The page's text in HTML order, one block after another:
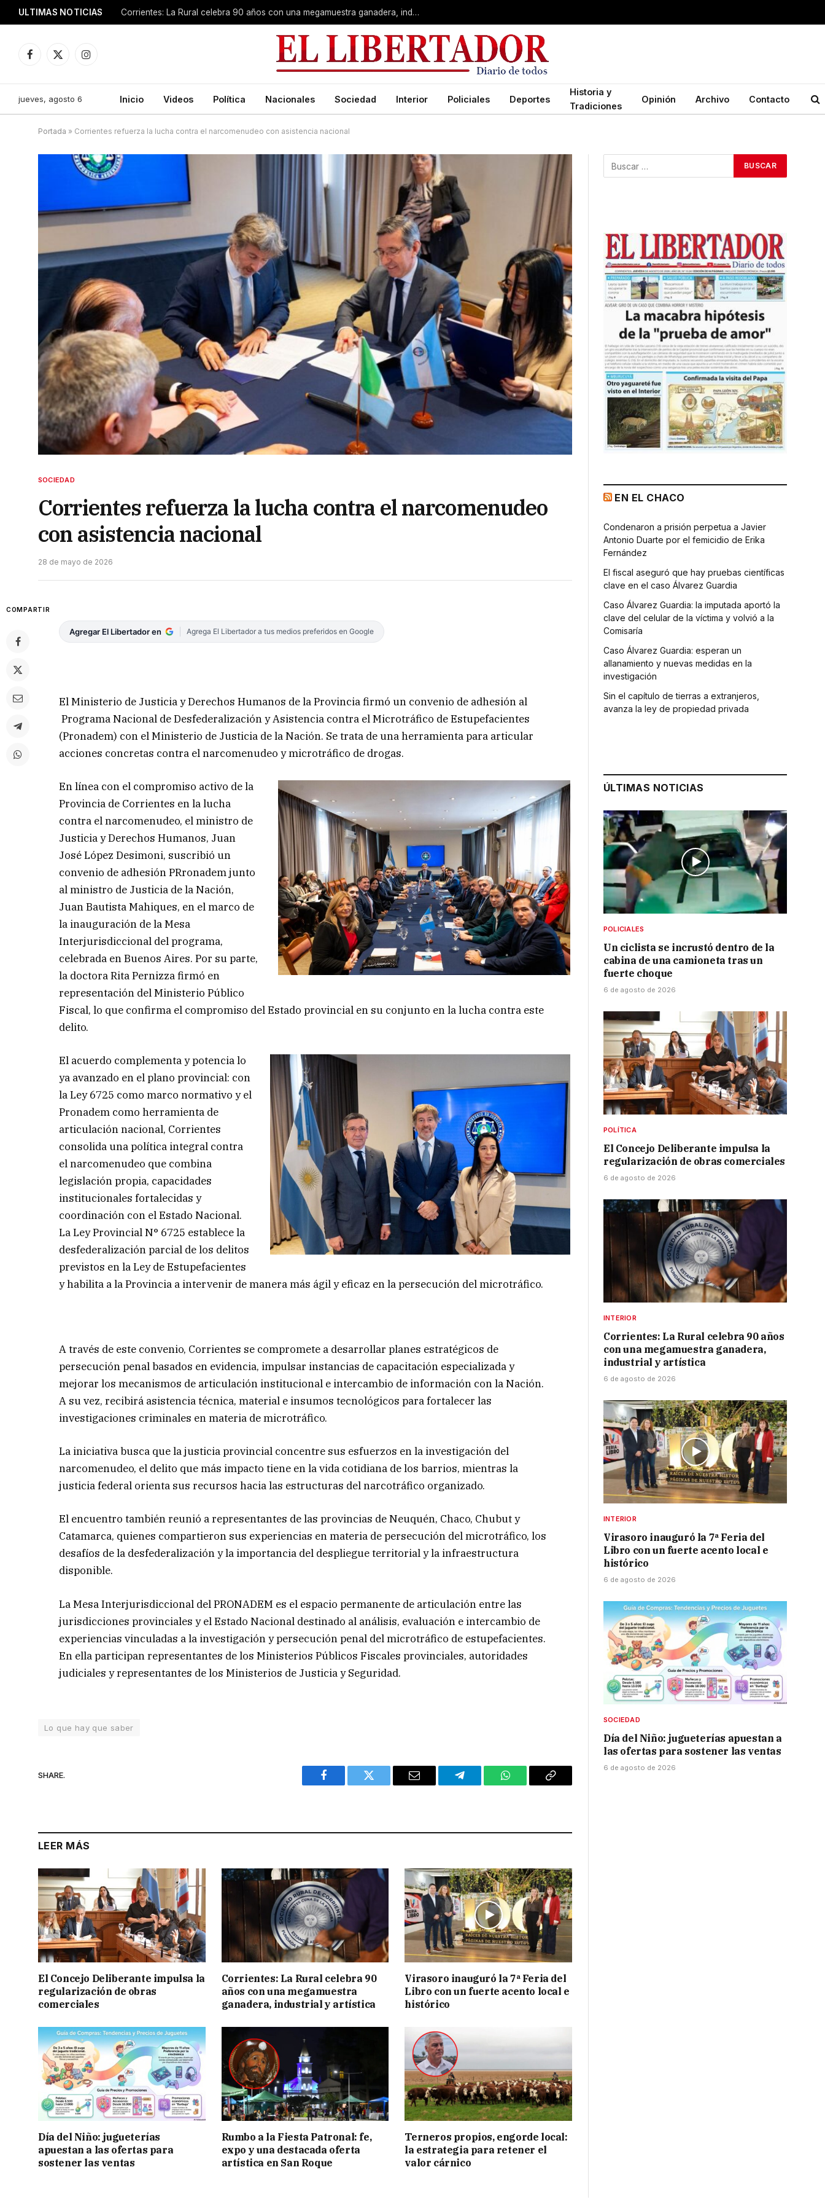
ULTIMAS NOTICIAS Corrientes: La Rural celebra 90 años con una megamuestra ganadera, industrial y artística
Facebook
X
Instagram
jueves, agosto 6 Inicio Videos Política Nacionales Sociedad Interior Policiales Deportes
Historia y
Tradiciones
Opinión Archivo Contacto
Portada » Corrientes refuerza la lucha contra el narcomenudeo con asistencia nacional
SOCIEDAD
Corrientes refuerza la lucha contra el narcomenudeo
con asistencia nacional
28 de mayo de 2026
COMPARTIR
Agregar El Libertador en Agrega El Libertador a tus medios preferidos en Google
El Ministerio de Justicia y Derechos Humanos de la Provincia firmó un convenio de adhesión al
Programa Nacional de Desfederalización y Asistencia contra el Microtráfico de Estupefacientes
(Pronadem) con el Ministerio de Justicia de la Nación. Se trata de una herramienta para articular
acciones concretas contra el narcomenudeo y microtráfico de drogas.
En línea con el compromiso activo de la
Provincia de Corrientes en la lucha
contra el narcomenudeo, el ministro de
Justicia y Derechos Humanos, Juan
José López Desimoni, suscribió un
convenio de adhesión PRronadem junto
al ministro de Justicia de la Nación,
Juan Bautista Mahiques, en el marco de
la inauguración de la Mesa
Interjurisdiccional del programa,
celebrada en Buenos Aires. Por su parte,
la doctora Rita Pernizza firmó en
representación del Ministerio Público
Fiscal, lo que confirma el compromiso del Estado provincial en su conjunto en la lucha contra este
delito.
El acuerdo complementa y potencia lo
ya avanzado en el plano provincial: con
la Ley 6725 como marco normativo y el
Pronadem como herramienta de
articulación nacional, Corrientes
consolida una política integral contra
el narcomenudeo que combina
legislación propia, capacidades
institucionales fortalecidas y
coordinación con el Estado Nacional.
La Ley Provincial N° 6725 establece la
desfederalización parcial de los delitos
previstos en la Ley de Estupefacientes
y habilita a la Provincia a intervenir de manera más ágil y eficaz en la persecución del microtráfico.
A través de este convenio, Corrientes se compromete a desarrollar planes estratégicos de
persecución penal basados en evidencia, impulsar instancias de capacitación especializada y
mejorar los mecanismos de articulación institucional e intercambio de información con la Nación.
A su vez, recibirá asistencia técnica, material e insumos tecnológicos para fortalecer las
investigaciones criminales en materia de microtráfico.
La iniciativa busca que la justicia provincial concentre sus esfuerzos en la investigación del
narcomenudeo, el delito que más impacto tiene en la vida cotidiana de los barrios, mientras la
justicia federal orienta sus recursos hacia las estructuras del narcotráfico organizado.
El encuentro también reunió a representantes de las provincias de Neuquén, Chaco, Chubut y
Catamarca, quienes compartieron sus experiencias en materia de persecución del microtráfico, los
desafíos de la desfederalización y la importancia del despliegue territorial y la infraestructura
disponible.
La Mesa Interjurisdiccional del PRONADEM es el espacio permanente de articulación entre las
jurisdicciones provinciales y el Estado Nacional destinado al análisis, evaluación e intercambio de
experiencias vinculadas a la investigación y persecución penal del microtráfico de estupefacientes.
En ella participan representantes de los Ministerios Públicos Fiscales provinciales, autoridades
judiciales y representantes de los Ministerios de Justicia y Seguridad.
Lo que hay que saber
SHARE.
Facebook Twitter Email Telegram WhatsAppCopy
LEER MÁS
El Concejo Deliberante impulsa la
regularización de obras
comerciales
Corrientes: La Rural celebra 90
años con una megamuestra
ganadera, industrial y artística
Virasoro inauguró la 7ª Feria del
Libro con un fuerte acento local e
histórico
Día del Niño: jugueterías
apuestan a las ofertas para
sostener las ventas
Rumbo a la Fiesta Patronal: fe,
expo y una destacada oferta
artística en San Roque
Terneros propios, engorde local:
la estrategia para retener el
valor cárnico
EN EL CHACO
Condenaron a prisión perpetua a Javier
Antonio Duarte por el femicidio de Erika
Fernández
El fiscal aseguró que hay pruebas científicas
clave en el caso Álvarez Guardia
Caso Álvarez Guardia: la imputada aportó la
clave del celular de la víctima y volvió a la
Comisaría
Caso Álvarez Guardia: esperan un
allanamiento y nuevas medidas en la
investigación
Sin el capítulo de tierras a extranjeros,
avanza la ley de propiedad privada
ÚLTIMAS NOTICIAS
POLICIALES
Un ciclista se incrustó dentro de la
cabina de una camioneta tras un
fuerte choque
6 de agosto de 2026
POLÍTICA
El Concejo Deliberante impulsa la
regularización de obras comerciales
6 de agosto de 2026
INTERIOR
Corrientes: La Rural celebra 90 años
con una megamuestra ganadera,
industrial y artística
6 de agosto de 2026
INTERIOR
Virasoro inauguró la 7ª Feria del
Libro con un fuerte acento local e
histórico
6 de agosto de 2026
SOCIEDAD
Día del Niño: jugueterías apuestan a
las ofertas para sostener las ventas
6 de agosto de 2026